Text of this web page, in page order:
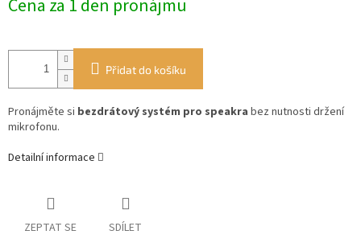
cena:
Cena za 1 den pronájmu
Přidat do košíku
Pronájměte si bezdrátový systém pro speakra bez nutnosti držení
mikrofonu.
Detailní informace
ZEPTAT SE SDÍLET